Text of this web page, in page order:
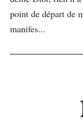
point de départ de
manifes...